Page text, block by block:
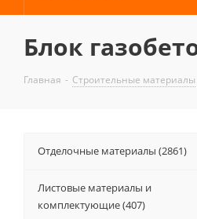
Блок
Главная - Строительные материалы
Отделочные материалы (2861)
Листовые материалы и
комплектующие (407)